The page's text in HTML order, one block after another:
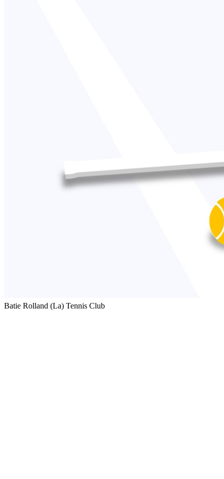
Batie Rolland (La) Tennis Club